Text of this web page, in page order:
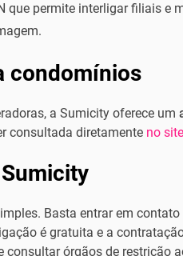
que permite interligar filiais e
condomínios
a Sumicity oferece um
consultada diretamente no
Basta entrar em
é gratuita e a
consultar órgãos de restrição